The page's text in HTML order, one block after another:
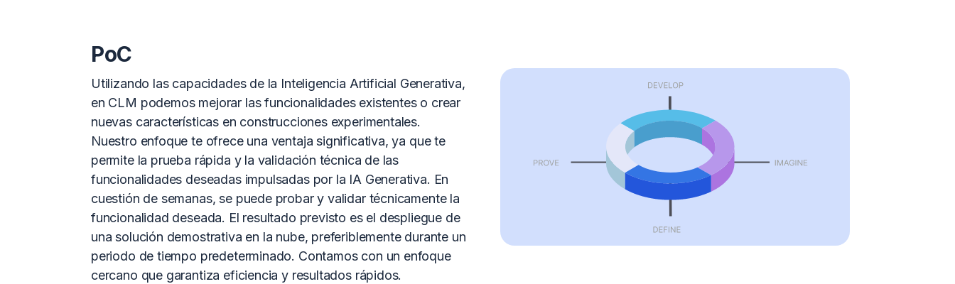
PoC
Utilizando las capacidades de la Inteligencia Artificial Generativa,
en CLM podemos mejorar las funcionalidades existentes o crear
nuevas características en construcciones experimentales.
Nuestro enfoque te ofrece una ventaja significativa, ya que te
permite la prueba rápida y la validación técnica de las
funcionalidades deseadas impulsadas por la IA Generativa. En
cuestión de semanas, se puede probar y validar técnicamente la
funcionalidad deseada. El resultado previsto es el despliegue de
una solución demostrativa en la nube, preferiblemente durante un
periodo de tiempo predeterminado. Contamos con un enfoque
cercano que garantiza eficiencia y resultados rápidos.